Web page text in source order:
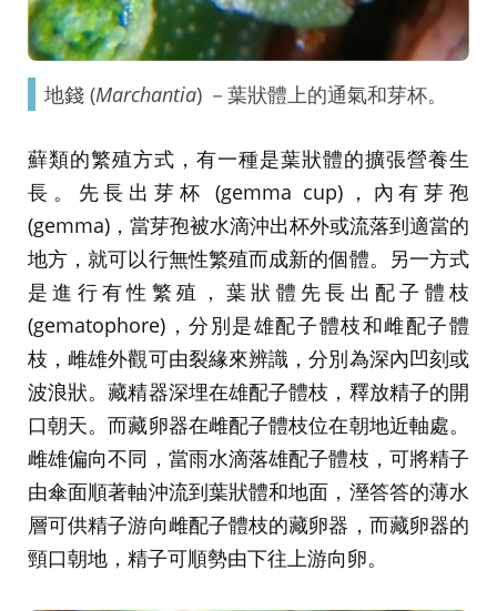
地錢 (Marchantia) －葉狀體上的通氣和芽杯。
蘚類的繁殖方式，有一種是葉狀體的擴張營養生
長。先長出芽杯 (gemma cup)，內有芽孢
(gemma)，當芽孢被水滴沖出杯外或流落到適當的
地方，就可以行無性繁殖而成新的個體。另一方式
是進行有性繁殖，葉狀體先長出配子體枝
(gematophore)，分別是雄配子體枝和雌配子體
枝，雌雄外觀可由裂緣來辨識，分別為深內凹刻或
波浪狀。藏精器深埋在雄配子體枝，釋放精子的開
口朝天。而藏卵器在雌配子體枝位在朝地近軸處。
雌雄偏向不同，當雨水滴落雄配子體枝，可將精子
由傘面順著軸沖流到葉狀體和地面，溼答答的薄水
層可供精子游向雌配子體枝的藏卵器，而藏卵器的
頸口朝地，精子可順勢由下往上游向卵。